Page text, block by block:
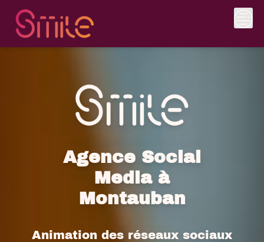
content
Agence Social
Media à
Montauban
Animation des réseaux sociaux